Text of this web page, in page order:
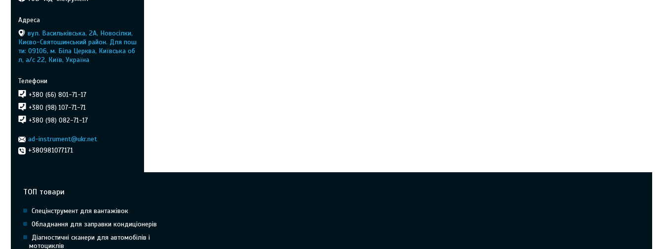
вул. Васильківська, 2А, Новосілки,
Києво-Святошинський район. Для пош
ти: 09106, м. Біла Церква, Київська об
л, а/с 22, Київ, Україна
+380 (66) 801-71-17
+380 (98) 107-71-71
+380 (98) 082-71-17
ad-instrument@ukr.net
+380981077171
ТОП товари
Спецінструмент для вантажівок
Обладнання для заправки кондиціонерів
Діагностичні сканери для автомобілів і
мотоциклів